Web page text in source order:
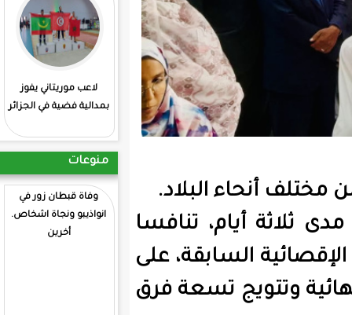
لاعب موريتاني يفوز
بمدالية فضية في الجزائر
: انطلاق منافسات
الشطرنج بمشاركة
وفاة قبطان زور في
انواذيبو ونجاة اشخاص.
تنافسا
على
تسعة فرق